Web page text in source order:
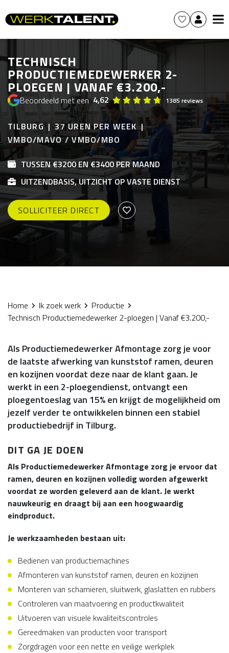
TECHNISCH
PRODUCTIEMEDEWERKER 2-
PLOEGEN | VANAF €3.200,-
Beoordeeld met een 4,62 1385 reviews
TILBURG
37 UREN PER WEEK
VMBO/MAVO / VMBO/MBO
TUSSEN €3200 EN €3400 PER MAAND
UITZENDBASIS, UITZICHT OP VASTE DIENST
SOLLICITEER DIRECT
Home Ik zoek werk
Productie
Technisch Productiemedewerker 2-ploegen | Vanaf €3.200,-
Als Productiemedewerker Afmontage zorg je voor
de laatste afwerking van kunststof ramen, deuren
en kozijnen voordat deze naar de klant gaan. Je
werkt in een 2-ploegendienst, ontvangt een
ploegentoeslag van 15% en krijgt de mogelijkheid om
jezelf verder te ontwikkelen binnen een stabiel
productiebedrijf in Tilburg.
DIT GA JE DOEN
Als Productiemedewerker Afmontage zorg je ervoor dat
ramen, deuren en kozijnen volledig worden afgewerkt
voordat ze worden geleverd aan de klant. Je werkt
nauwkeurig en draagt bij aan een hoogwaardig
eindproduct.
Je werkzaamheden bestaan uit:
Bedienen van productiemachines
Afmonteren van kunststof ramen, deuren en kozijnen
Monteren van scharnieren, sluitwerk, glaslatten en rubbers
Controleren van maatvoering en productkwaliteit
Uitvoeren van visuele kwaliteitscontroles
Gereedmaken van producten voor transport
Zorgdragen voor een nette en veilige werkplek